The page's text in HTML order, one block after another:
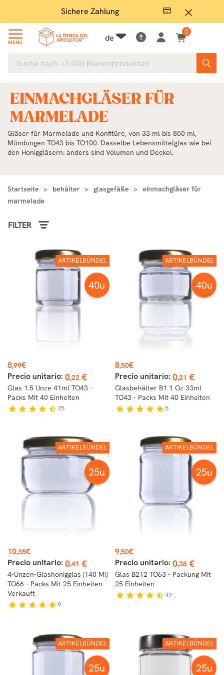
close
Sichere Zahlung
MENÜ de
0
EINMACHGLÄSER FÜR
MARMELADE
Gläser für Marmelade und Konfitüre, von 33 ml bis 850 ml,
Mündungen TO43 bis TO100. Dasselbe Lebensmittelglas wie bei
den Honiggläsern: anders sind Volumen und Deckel.
Startseite behälter glasgefäße
einmachgläser für
marmelade
FILTER
ARTIKELBÜNDEL
40u
Preis
8,99€
Precio unitario: 0,22 €
Glas 1.5 Unze 41ml TO43 -
Packs Mit 40 Einheiten
star star star star star_half75
ARTIKELBÜNDEL
40u
Preis
8,50€
Precio unitario: 0,21 €
Glasbehälter B1 1 Oz 33ml
TO43 - Packs Mit 40 Einheiten
star star star star star5
ARTIKELBÜNDEL
25u
Preis
10,35€
Precio unitario: 0,41 €
4-Unzen-Glashonigglas (140 Ml)
TO66 - Packs Mit 25 Einheiten
Verkauft
star star star star star9
ARTIKELBÜNDEL
25u
Preis
9,50€
Precio unitario: 0,38€
Glas B212 TO63 - Packung Mit
25 Einheiten
star star star star star_half42
ARTIKELBÜNDEL
25u
ARTIKELBÜNDEL
25u